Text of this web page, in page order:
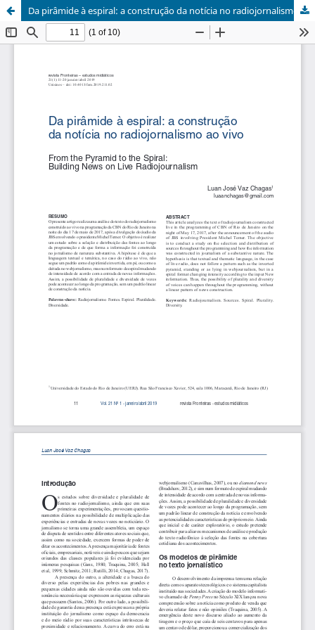
Da pirâmide à espiral: a construção da notícia no radiojornalismo ao vivo